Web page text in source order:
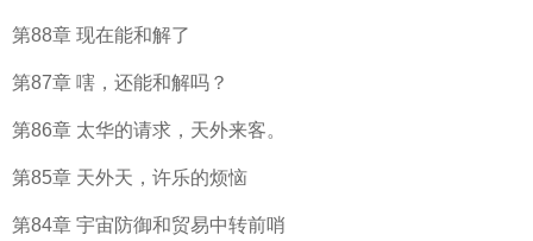
第88章 现在能和解了
第87章 嗐，还能和解吗？
第86章 太华的请求，天外来客。
第85章 天外天，许乐的烦恼
第84章 宇宙防御和贸易中转前哨